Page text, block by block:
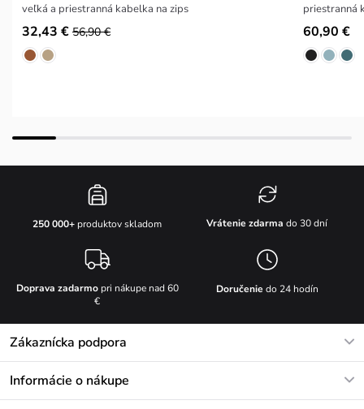
veľká a priestranná kabelka na zips
32,43 € 56,90 €
priestranná
60,90 €
250 000+ produktov skladom Vrátenie zdarma do 30 dní
Doprava zadarmopri nákupe nad 60
€
Doručenie do 24 hodín
Zákaznícka podpora
info@vuch.sk
Informácie o nákupe